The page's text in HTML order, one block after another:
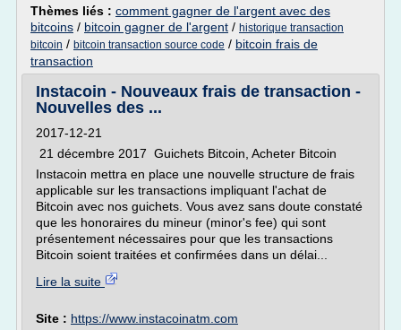
Thèmes liés : comment gagner de l'argent avec des
bitcoins / bitcoin gagner de l'argent / historique transaction
bitcoin / bitcoin transaction source code / bitcoin frais de
transaction
Instacoin - Nouveaux frais de transaction -
Nouvelles des ...
2017-12-21
21 décembre 2017 Guichets Bitcoin, Acheter Bitcoin
Instacoin mettra en place une nouvelle structure de frais
applicable sur les transactions impliquant l'achat de
Bitcoin avec nos guichets. Vous avez sans doute constaté
que les honoraires du mineur (minor's fee) qui sont
présentement nécessaires pour que les transactions
Bitcoin soient traitées et confirmées dans un délai...
Lire la suite
Site : https://www.instacoinatm.com